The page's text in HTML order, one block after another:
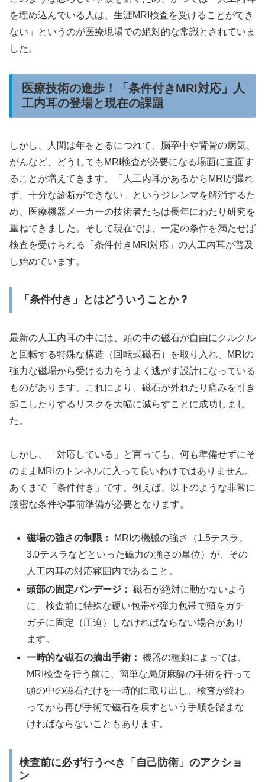
を埋め込んでいる人は、生涯MRI検査を受けることができ
ない」というのが医療現場での絶対的な常識とされていま
した。
医療技術の進歩！「条件付きMRI対応」人
工内耳の登場と現在の課題
しかし、人間は年をとるにつれて、脳卒中や背骨の病気、
がんなど、どうしてもMRI検査が必要になる場面に直面す
ることが増えてきます。「人工内耳があるからMRIが撮れ
ず、十分な診断ができない」というジレンマを解消するた
め、医療機器メーカーの技術者たちは長年にわたり研究を
重ねてきました。そして現在では、一定の条件を満たせば
検査を受けられる「条件付きMRI対応」の人工内耳が普及
し始めています。
「条件付き」とはどういうことか？
最新の人工内耳の中には、頭の中の磁石が自由にクルクル
と回転する特殊な構造（回転式磁石）を取り入れ、MRIの
強力な磁場から受ける力をうまく逃がす設計になっている
ものがあります。これにより、磁石が外れたり痛みを引き
起こしたりするリスクを大幅に減らすことに成功しまし
た。
しかし、「対応している」と言っても、何も準備せずにそ
のままMRIのトンネルに入って良いわけではありません。
あくまで「条件付き」です。例えば、以下のような非常に
厳密な条件や事前準備が必要となります。
磁場の強さの制限：
MRIの機械の強さ（1.5テスラ、
3.0テスラなどといった磁力の強さの単位）が、その
人工内耳の対応範囲内であること。
頭部の固定バンデージ： 磁石が絶対に動かないよう
に、検査前に特殊な硬い包帯や弾力包帯で頭をガチ
ガチに固定（圧迫）しなければならない場合があり
ます。
一時的な磁石の摘出手術： 機器の種類によっては、
MRI検査を行う前に、簡単な局所麻酔の手術を行って
頭の中の磁石だけを一時的に取り出し、検査が終わ
ってから再び手術で磁石を戻すという手順を踏まな
ければならないこともあります。
検査前に必ず行うべき「自己防衛」のアクショ
ン